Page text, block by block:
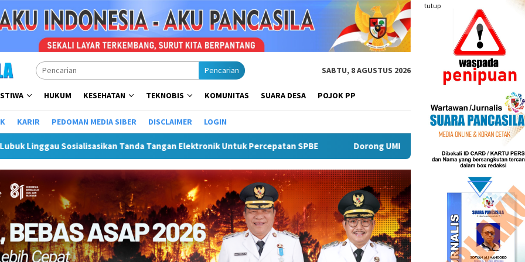
tutup
Pencarian SABTU, 8 AGUSTUS 2026
HUKUM KESEHATAN TEKNOBIS KOMUNITAS SUARA DESA POJOK PP
KARIR PEDOMAN MEDIA SIBER DISCLAIMER LOGIN
Tanda Tangan Elektronik Untuk Percepatan SPBE Dorong UMKM Naik Kelas, Ratu Dewa Tekankan Pentingnya AI Di